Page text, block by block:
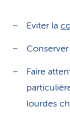
Eviter la
Faire
lourdes